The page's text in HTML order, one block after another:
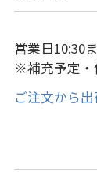
営業日10:30
※補充予定・
ご注文から